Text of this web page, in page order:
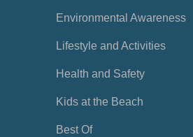
Environmental Awareness
Lifestyle and Activities
Health and Safety
Kids at the Beach
Best Of